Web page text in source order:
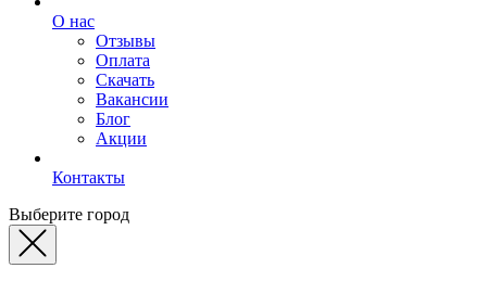
О нас
Отзывы
Оплата
Скачать
Вакансии
Блог
Акции
Контакты
Выберите город